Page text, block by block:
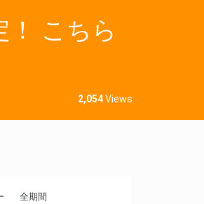
こちら
2,054Views
全期間